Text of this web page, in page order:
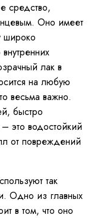
средство,
Оно имеет
широко
лак в
на любую
весьма важно.
быстро
это водостойкий
от повреждений
так
Одно из главных
в том, что оно